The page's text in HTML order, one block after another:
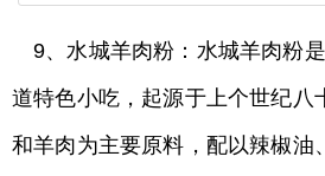
9、水城羊肉粉：水城羊肉粉
道特色小吃，起源于上个世纪八
和羊肉为主要原料，配以辣椒油